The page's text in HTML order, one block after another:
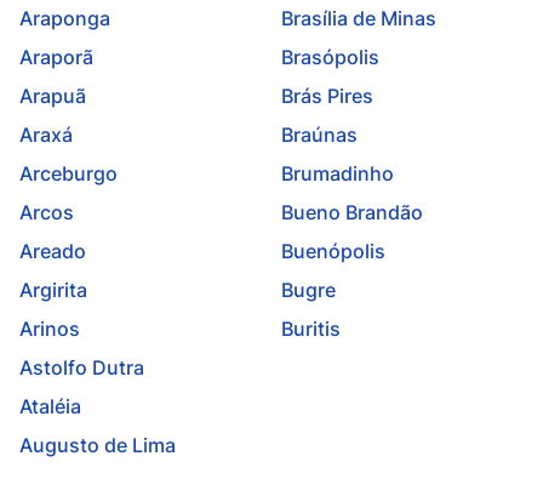
Araponga
Araporã
Arapuã
Araxá
Arceburgo
Arcos
Areado
Argirita
Arinos
Astolfo Dutra
Ataléia
Augusto de Lima
Brasília de Minas
Brasópolis
Brás Pires
Braúnas
Brumadinho
Bueno Brandão
Buenópolis
Bugre
Buritis